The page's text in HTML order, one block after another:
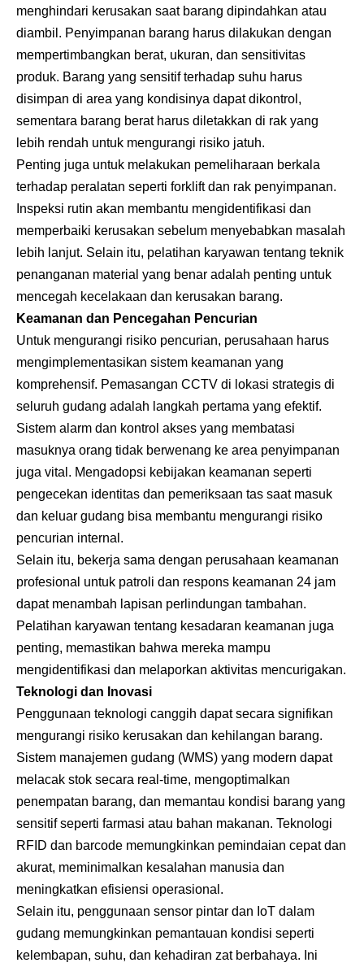
menghindari kerusakan saat barang dipindahkan atau
diambil. Penyimpanan barang harus dilakukan dengan
mempertimbangkan berat, ukuran, dan sensitivitas
produk. Barang yang sensitif terhadap suhu harus
disimpan di area yang kondisinya dapat dikontrol,
sementara barang berat harus diletakkan di rak yang
lebih rendah untuk mengurangi risiko jatuh.
Penting juga untuk melakukan pemeliharaan berkala
terhadap peralatan seperti forklift dan rak penyimpanan.
Inspeksi rutin akan membantu mengidentifikasi dan
memperbaiki kerusakan sebelum menyebabkan masalah
lebih lanjut. Selain itu, pelatihan karyawan tentang teknik
penanganan material yang benar adalah penting untuk
mencegah kecelakaan dan kerusakan barang.
Keamanan dan Pencegahan Pencurian
Untuk mengurangi risiko pencurian, perusahaan harus
mengimplementasikan sistem keamanan yang
komprehensif. Pemasangan CCTV di lokasi strategis di
seluruh gudang adalah langkah pertama yang efektif.
Sistem alarm dan kontrol akses yang membatasi
masuknya orang tidak berwenang ke area penyimpanan
juga vital. Mengadopsi kebijakan keamanan seperti
pengecekan identitas dan pemeriksaan tas saat masuk
dan keluar gudang bisa membantu mengurangi risiko
pencurian internal.
Selain itu, bekerja sama dengan perusahaan keamanan
profesional untuk patroli dan respons keamanan 24 jam
dapat menambah lapisan perlindungan tambahan.
Pelatihan karyawan tentang kesadaran keamanan juga
penting, memastikan bahwa mereka mampu
mengidentifikasi dan melaporkan aktivitas mencurigakan.
Teknologi dan Inovasi
Penggunaan teknologi canggih dapat secara signifikan
mengurangi risiko kerusakan dan kehilangan barang.
Sistem manajemen gudang (WMS) yang modern dapat
melacak stok secara real-time, mengoptimalkan
penempatan barang, dan memantau kondisi barang yang
sensitif seperti farmasi atau bahan makanan. Teknologi
RFID dan barcode memungkinkan pemindaian cepat dan
akurat, meminimalkan kesalahan manusia dan
meningkatkan efisiensi operasional.
Selain itu, penggunaan sensor pintar dan IoT dalam
gudang memungkinkan pemantauan kondisi seperti
kelembapan, suhu, dan kehadiran zat berbahaya. Ini